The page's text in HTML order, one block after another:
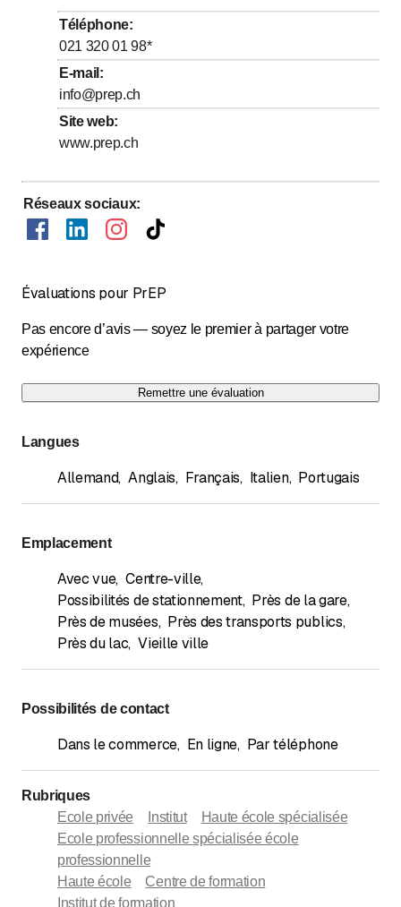
Mercredi
8:00- jusqu’à
18:00
Jeudi
Vendredi
Samedi
Dimanche
Téléphone:
021 320 01 98*
E-mail :
info@prep.ch
Site web:
www.prep.ch
Réseaux sociaux:
Évaluations pour PrEP
Pas encore d’avis — soyez le premier à partager votre
expérience
Remettre une évaluation
Langues
Allemand, Anglais, Français, Italien, Portugais
Emplacement
Avec vue, Centre-ville,
Possibilités de stationnement, Près de la gare,
Près de musées, Près des transports publics,
Près du lac, Vieille ville
Possibilités de contact
Dans le commerce, En ligne, Par téléphone
Rubriques
Ecole privée
Institut
Haute école spécialisée
Ecole professionnelle spécialisée école
professionnelle
Haute école
Centre de formation
Institut de formation